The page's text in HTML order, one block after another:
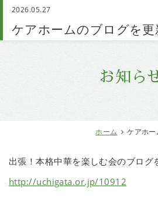
お知ら
ホーム ケアホ
2026.05.27
ケアホームのブログを
出張！本格中華を楽しむ会のブログ
http://uchigata.or.jp/10912